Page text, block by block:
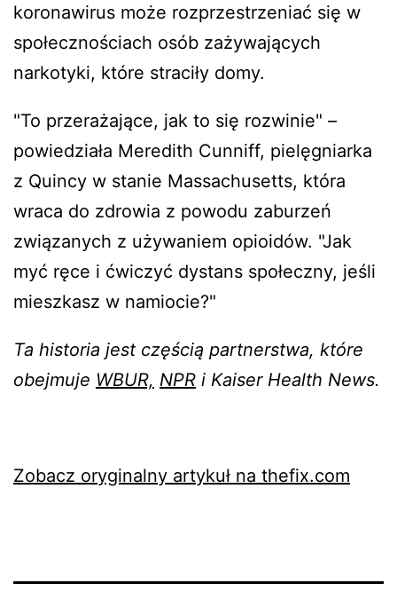
koronawirus może rozprzestrzeniać się w
społecznościach osób zażywających
narkotyki, które straciły domy.
"To przerażające, jak to się rozwinie" –
powiedziała Meredith Cunniff, pielęgniarka
z Quincy w stanie Massachusetts, która
wraca do zdrowia z powodu zaburzeń
związanych z używaniem opioidów. "Jak
myć ręce i ćwiczyć dystans społeczny, jeśli
mieszkasz w namiocie?"
Ta historia jest częścią partnerstwa, które
obejmuje WBUR, NPR i Kaiser Health News.
Zobacz oryginalny artykuł na thefix.com